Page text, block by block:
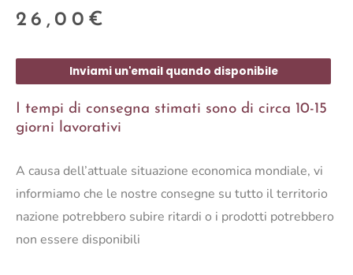
26,00 €
Inviami un'email quando disponibile
I tempi di consegna stimati sono di circa 10-15
giorni lavorativi
A causa dell’attuale situazione economica mondiale, vi
informiamo che le nostre consegne su tutto il territorio
nazione potrebbero subire ritardi o i prodotti potrebbero
non essere disponibili